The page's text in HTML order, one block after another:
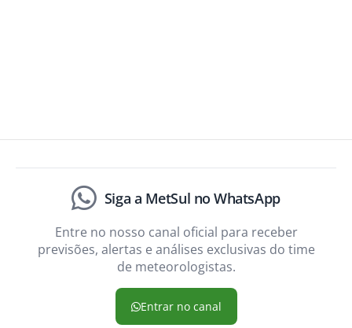
Siga a MetSul no WhatsApp
Entre no nosso canal oficial para receber
previsões, alertas e análises exclusivas do time
de meteorologistas.
Entrar no canal